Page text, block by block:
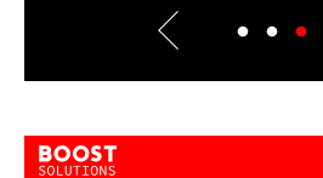
Boost Activate